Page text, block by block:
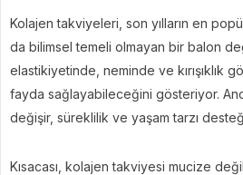
Kolajen takviyeleri, son yılların en
da bilimsel temeli olmayan bir balon
elastikiyetinde, neminde ve kırışıklık
fayda sağlayabileceğini gösteriyor.
değişir, süreklilik ve yaşam tarzı
Kısacası, kolajen takviyesi mucize